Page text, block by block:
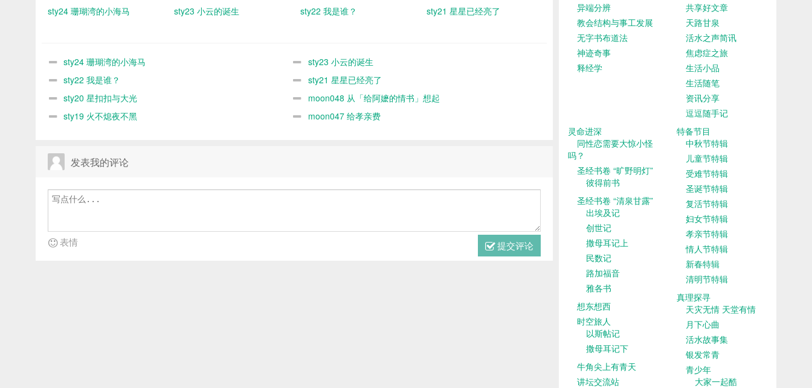
sty24 珊瑚湾的小海马 sty23 小云的诞生 sty22 我是谁？ sty21 星星已经亮了
sty24 珊瑚湾的小海马
sty23 小云的诞生
sty22 我是谁？
sty21 星星已经亮了
sty20 星扣扣与大光
moon048 从「给阿嬷的情书」想起
sty19 火不熄夜不黑
moon047 给孝亲费
发表我的评论
提交评论
表情
异端分辨
教会结构与事工发展
无字书布道法
神迹奇事
释经学
共享好文章
天路甘泉
活水之声简讯
焦虑症之旅
生活小品
生活随笔
资讯分享
逗逗随手记
灵命进深
同性恋需要大惊小怪
吗？
圣经书卷 “旷野明灯”
彼得前书
圣经书卷 “清泉甘露”
出埃及记
创世记
撒母耳记上
民数记
路加福音
雅各书
想东想西
时空旅人
以斯帖记
撒母耳记下
牛角尖上有青天
讲坛交流站
特备节目
中秋节特辑
儿童节特辑
受难节特辑
圣诞节特辑
复活节特辑
妇女节特辑
孝亲节特辑
情人节特辑
新春特辑
清明节特辑
真理探寻
天灾无情 天堂有情
月下心曲
活水故事集
银发常青
青少年
大家一起酷